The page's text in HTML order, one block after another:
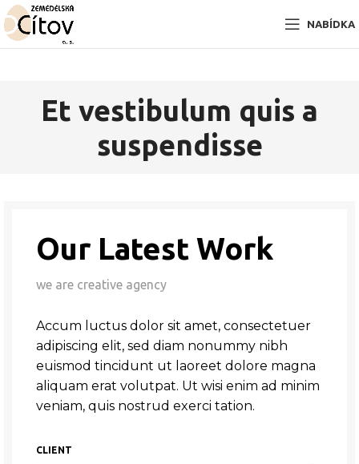
NABÍDKA
Et vestibulum quis a
suspendisse
Our Latest Work
we are creative agency
Accum luctus dolor sit amet, consectetuer
adipiscing elit, sed diam nonummy nibh
euismod tincidunt ut laoreet dolore magna
aliquam erat volutpat. Ut wisi enim ad minim
veniam, quis nostrud exerci tation.
CLIENT